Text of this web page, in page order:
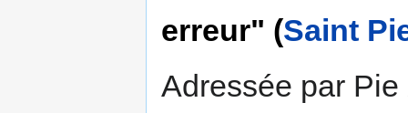
erreur" (Saint
Adressée par